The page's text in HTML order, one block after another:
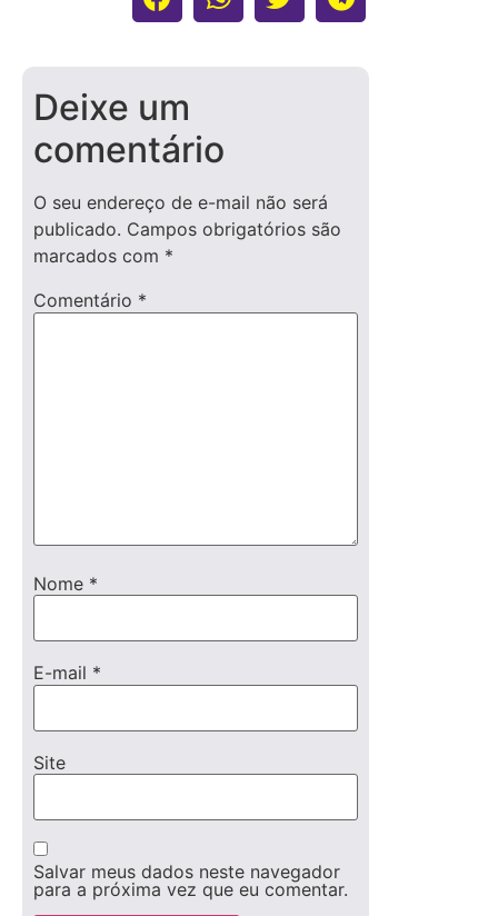
Deixe um
comentário
O seu endereço de e-mail não será
publicado. Campos obrigatórios são
marcados com *
Comentário *
Nome *
E-mail *
Site
Salvar meus dados neste navegador
para a próxima vez que eu comentar.